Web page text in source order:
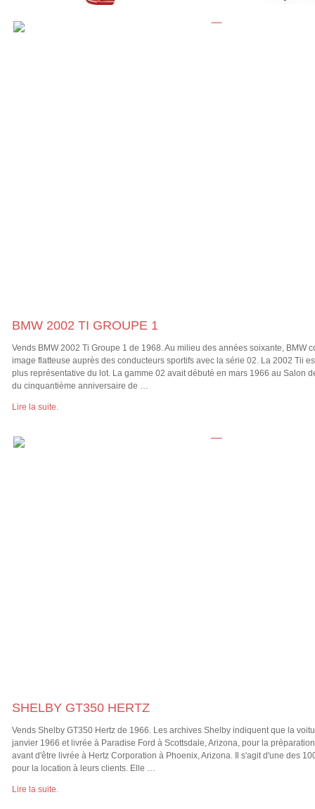
BMW 2002 TI GROUPE 1
Vends BMW 2002 Ti Groupe 1 de 1968. Au milieu des années soixante, BMW
image flatteuse auprès des conducteurs sportifs avec la série 02. La 2002 Tii
plus représentative du lot. La gamme 02 avait débuté en mars 1966 au Salon
du cinquantième anniversaire de …
Lire la suite.
SHELBY GT350 HERTZ
Vends Shelby GT350 Hertz de 1966. Les archives Shelby indiquent que la
janvier 1966 et livrée à Paradise Ford à Scottsdale, Arizona, pour la
avant d'être livrée à Hertz Corporation à Phoenix, Arizona. Il s'agit d'une des
pour la location à leurs clients. Elle …
Lire la suite.